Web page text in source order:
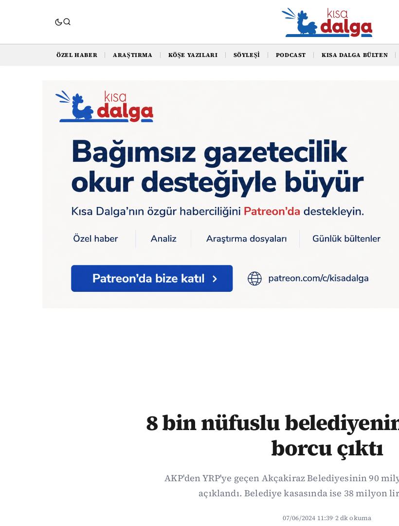
ÖZEL HABER ARAŞTIRMA KÖŞE YAZILARI SÖYLEŞI PODCAST KISA DALGA BÜLTEN
8 bin nüfuslu
borcu çıktı
AKP'den YRP'ye geçen Akçakiraz Belediyesinin 90
açıklandı. Belediye kasasında ise 38 milyon
07/06/2024 11:39·2 dk okuma